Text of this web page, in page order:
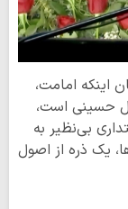
اینکه امامت،
حسینی است،
بی‌نظیر به
یک ذره از اصول